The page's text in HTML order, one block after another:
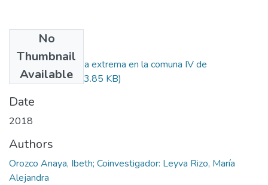
No
Thumbnail
Available
Morbilidad materna extrema en la comuna IV de
Valledupar.docx
(13.85 KB)
Date
2018
Authors
Orozco Anaya, Ibeth; Coinvestigador: Leyva Rizo, María
Alejandra